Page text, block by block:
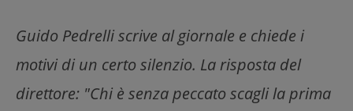
Guido Pedrelli scrive al giornale e chiede i
motivi di un certo silenzio. La risposta del
direttore: "Chi è senza peccato scagli la prima